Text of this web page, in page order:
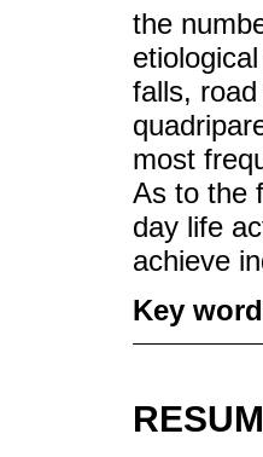
the
falls,
most
As to the
day life
achieve
Key